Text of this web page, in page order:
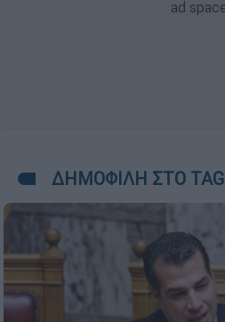
ΔΗΜΟΦΙΛΗ ΣΤΟ TAG